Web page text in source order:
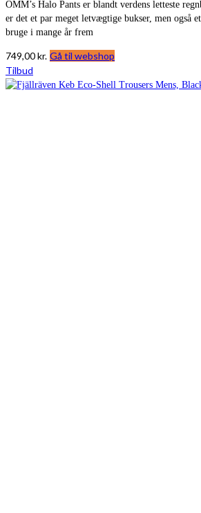
OMM’s Halo Pants er blandt verdens letteste
er det et par meget letvægtige bukser, men også
bruge i mange år frem
749,00kr. Gå til webshop
Tilbud